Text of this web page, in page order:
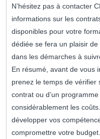
N’hésitez pas à contacter
informations sur les
disponibles pour votre
dédiée se fera un plaisir
dans les démarches à
En résumé, avant de vous
prenez le temps de vérifier
contrat ou d’un
considérablement les
développer vos
compromettre votre budget.